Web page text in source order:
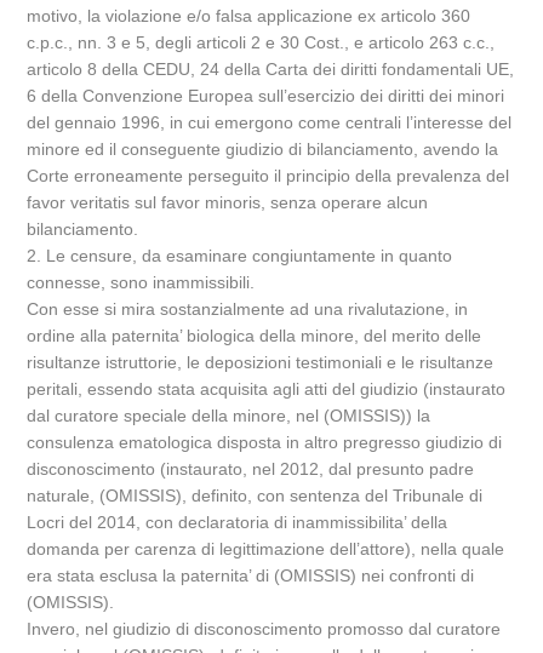
motivo, la violazione e/o falsa applicazione ex articolo 360
c.p.c., nn. 3 e 5, degli articoli 2 e 30 Cost., e articolo 263 c.c.,
articolo 8 della CEDU, 24 della Carta dei diritti fondamentali UE,
6 della Convenzione Europea sull’esercizio dei diritti dei minori
del gennaio 1996, in cui emergono come centrali l’interesse del
minore ed il conseguente giudizio di bilanciamento, avendo la
Corte erroneamente perseguito il principio della prevalenza del
favor veritatis sul favor minoris, senza operare alcun
bilanciamento.
2. Le censure, da esaminare congiuntamente in quanto
connesse, sono inammissibili.
Con esse si mira sostanzialmente ad una rivalutazione, in
ordine alla paternita’ biologica della minore, del merito delle
risultanze istruttorie, le deposizioni testimoniali e le risultanze
peritali, essendo stata acquisita agli atti del giudizio (instaurato
dal curatore speciale della minore, nel (OMISSIS)) la
consulenza ematologica disposta in altro pregresso giudizio di
disconoscimento (instaurato, nel 2012, dal presunto padre
naturale, (OMISSIS), definito, con sentenza del Tribunale di
Locri del 2014, con declaratoria di inammissibilita’ della
domanda per carenza di legittimazione dell’attore), nella quale
era stata esclusa la paternita’ di (OMISSIS) nei confronti di
(OMISSIS).
Invero, nel giudizio di disconoscimento promosso dal curatore